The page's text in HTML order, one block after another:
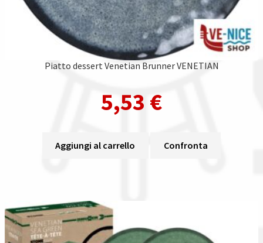
Piatto dessert Venetian Brunner VENETIAN
5,53 €
Aggiungi al carrello Confronta